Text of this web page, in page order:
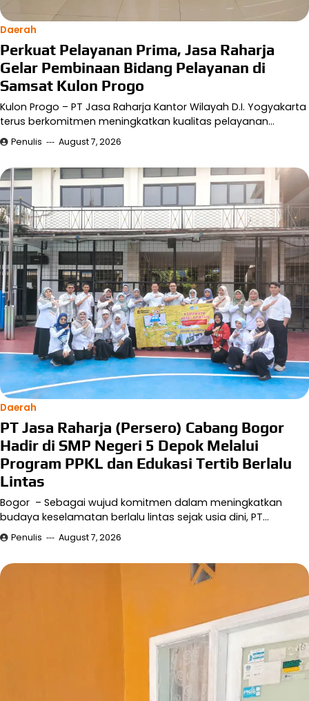
Daerah
Perkuat Pelayanan Prima, Jasa Raharja
Gelar Pembinaan Bidang Pelayanan di
Samsat Kulon Progo
Kulon Progo – PT Jasa Raharja Kantor Wilayah D.I. Yogyakarta
terus berkomitmen meningkatkan kualitas pelayanan…
Penulis August 7, 2026
Daerah
PT Jasa Raharja (Persero) Cabang Bogor
Hadir di SMP Negeri 5 Depok Melalui
Program PPKL dan Edukasi Tertib Berlalu
Lintas
Bogor – Sebagai wujud komitmen dalam meningkatkan
budaya keselamatan berlalu lintas sejak usia dini, PT…
Penulis August 7, 2026